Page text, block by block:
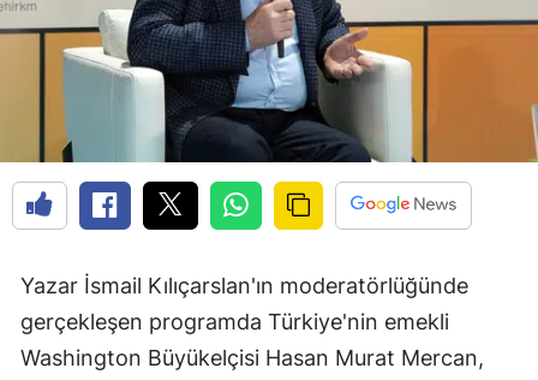
Yazar İsmail Kılıçarslan'ın moderatörlüğünde
gerçekleşen programda Türkiye'nin emekli
Washington Büyükelçisi Hasan Murat Mercan,